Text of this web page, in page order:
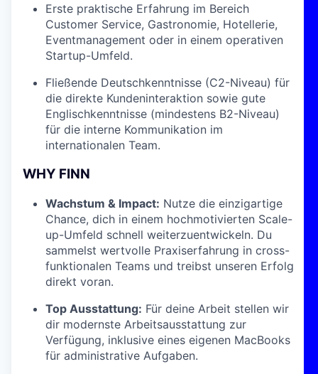
Erste praktische Erfahrung im Bereich
Customer Service, Gastronomie, Hotellerie,
Eventmanagement oder in einem operativen
Startup-Umfeld.
Fließende Deutschkenntnisse (C2-Niveau) für
die direkte Kundeninteraktion sowie gute
Englischkenntnisse (mindestens B2-Niveau)
für die interne Kommunikation im
internationalen Team.
WHY FINN
Wachstum & Impact: Nutze die einzigartige
Chance, dich in einem hochmotivierten Scale-
up-Umfeld schnell weiterzuentwickeln. Du
sammelst wertvolle Praxiserfahrung in cross-
funktionalen Teams und treibst unseren Erfolg
direkt voran.
Top Ausstattung: Für deine Arbeit stellen wir
dir modernste Arbeitsausstattung zur
Verfügung, inklusive eines eigenen MacBooks
für administrative Aufgaben.